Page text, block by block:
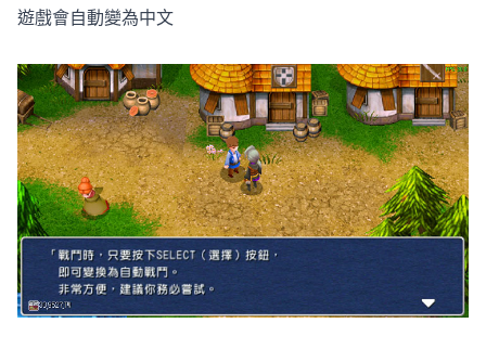
遊戲會自動變為中文